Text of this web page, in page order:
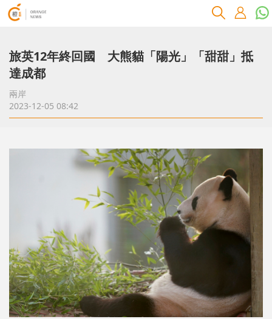
旅英12年終回國 大熊貓「陽光」「甜甜」抵
達成都
兩岸
2023-12-05 08:42